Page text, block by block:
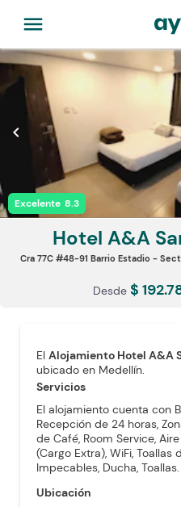
menu
Excelente 8.3
chevron_left
Hotel A&A
Cra 77C #48-91 Barrio Estadio -
Desde $
El Alojamiento Hotel A&A
ubicado en Medellín.
Servicios
El alojamiento cuenta con
Recepción de 24 horas,
de Café, Room Service,
(Cargo Extra), WiFi, Toallas
Impecables, Ducha, Toallas.
Ubicación